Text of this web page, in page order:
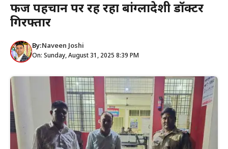
फर्जी पहचान पर रह रहा बांग्लादेशी डॉक्टर
गिरफ्तार
By:Naveen Joshi
On: Sunday, August 31, 2025 8:39 PM